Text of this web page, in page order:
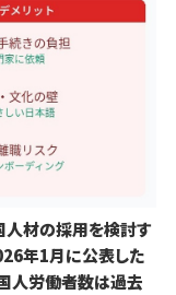
人材の採用を検討す
年1月に公表した
人労働者数は過去